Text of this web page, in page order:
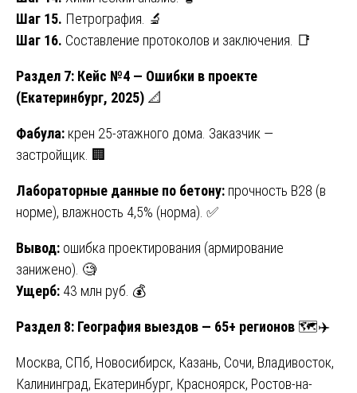
Шаг 15. Петрография. 🔬
Шаг 16. Составление протоколов и заключения. 📑
Раздел 7: Кейс №4 — Ошибки в проекте
(Екатеринбург, 2025) 📐
Фабула: крен 25-этажного дома. Заказчик —
застройщик. 🏢
Лабораторные данные по бетону: прочность B28 (в
норме), влажность 4,5% (норма). ✅
Вывод: ошибка проектирования (армирование
занижено). 🧐
Ущерб: 43 млн руб. 💰
Раздел 8: География выездов — 65+ регионов 🗺️✈️
Москва, СПб, Новосибирск, Казань, Сочи, Владивосток,
Калининград, Екатеринбург, Красноярск, Ростов-на-